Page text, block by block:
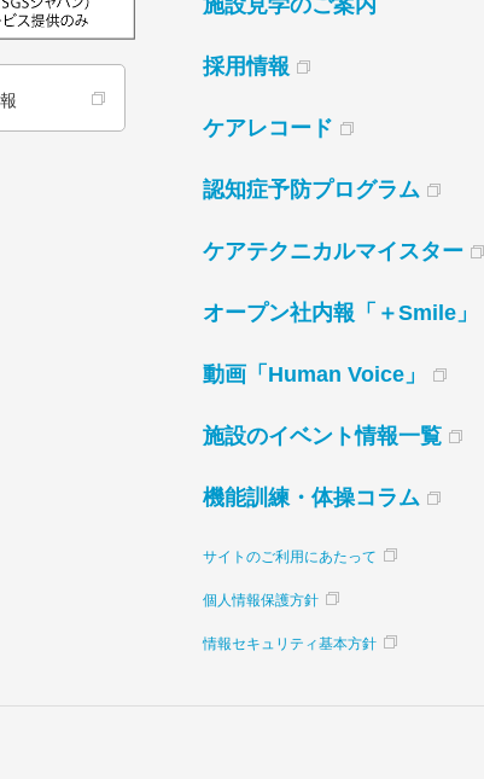
施設見学のご案内
採用情報
ケアレコード
認知症予防プログラム
ケアテクニカルマイスター
オープン社内報「＋Smile」
動画「Human Voice」
施設のイベント情報一覧
機能訓練・体操コラム
サイトのご利用にあたって
個人情報保護方針
情報セキュリティ基本方針